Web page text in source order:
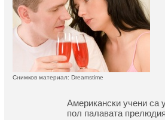
Снимков материал: Dreamstime
Американски учени са
пол палавата